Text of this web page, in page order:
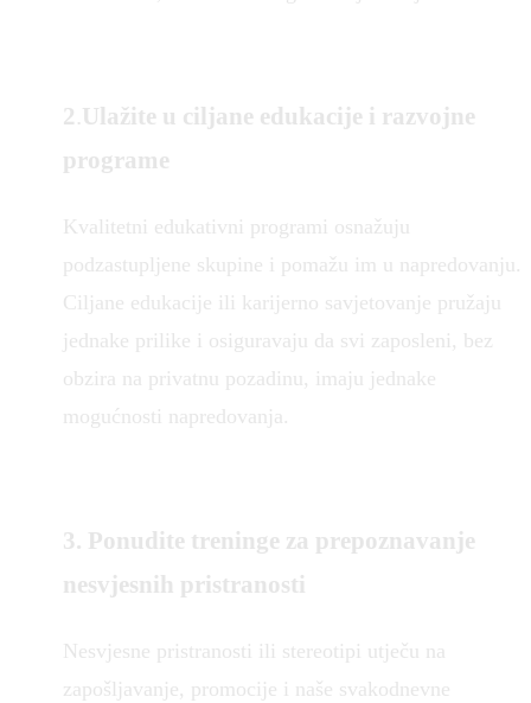
2.Ulažite u ciljane edukacije i razvojne
programe
Kvalitetni edukativni programi osnažuju
podzastupljene skupine i pomažu im u napredovanju.
Ciljane edukacije ili karijerno savjetovanje pružaju
jednake prilike i osiguravaju da svi zaposleni, bez
obzira na privatnu pozadinu, imaju jednake
mogućnosti napredovanja.
3. Ponudite treninge za prepoznavanje
nesvjesnih pristranosti
Nesvjesne pristranosti ili stereotipi utječu na
zapošljavanje, promocije i naše svakodnevne